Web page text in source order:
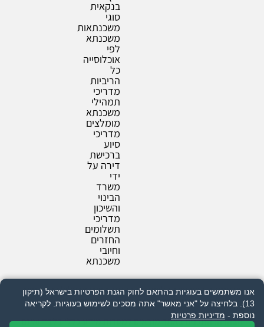
בנקאית
סוגי
משכנתאות
משכנתא
לפי
אוכלוסייה
כל
הריביות
מדריכי
תמהילי
משכנתא
מומלצים
מדריכי
סיוע
ברכישת
דירה על
ידי
משרד
הבינוי
והשיכון
מדריכי
תשלומים
החזרים
וחיובי
משכנתא
אי עמידה בפירעון ההלוואה או בהחזר האשראי עלול לגרור חיוב
בריבית פיגורים והליכי הוצאה לפועל.
הבהרה:התכנים באתר מובאים למטרות מידע כללי בלבד ואינם
אנו משתמשים בעוגיות בהתאם לחוק הגנת הפרטיות בישראל (תיקון
13). בלחיצה על "אני מאשר" אתה מסכים לשימוש בעוגיות.
לקריאה
נוספת - מדיניות פרטיות